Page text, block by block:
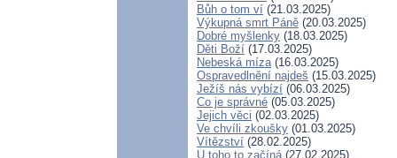
Bůh o tom ví (21.03.2025)
Výkupná smrt Páně (20.03.2025)
Dobré myšlenky (18.03.2025)
Děti Boží (17.03.2025)
Nebeská míza(16.03.2025)
Ospravedlnění najdeš (15.03.2025)
Ježíš nás vybízí (06.03.2025)
Co je správné (05.03.2025)
Jejich věci (02.03.2025)
Ve chvíli zkoušky (01.03.2025)
Vítězství (28.02.2025)
U toho to začíná(27.02.2025)